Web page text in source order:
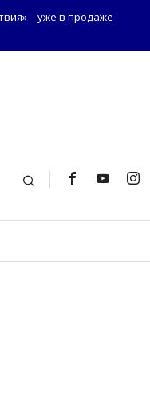
– уже в продаже
Поиск